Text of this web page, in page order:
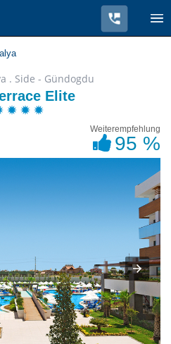
. Side - Gündogdu
Elite
Weiterempfehlung
95 %